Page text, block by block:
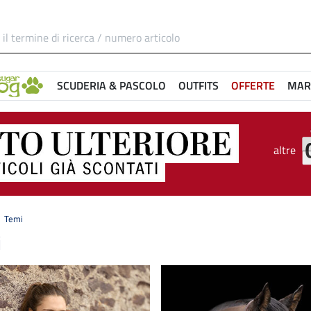
SCUDERIA & PASCOLO OUTFITS OFFERTE
altre
Temi